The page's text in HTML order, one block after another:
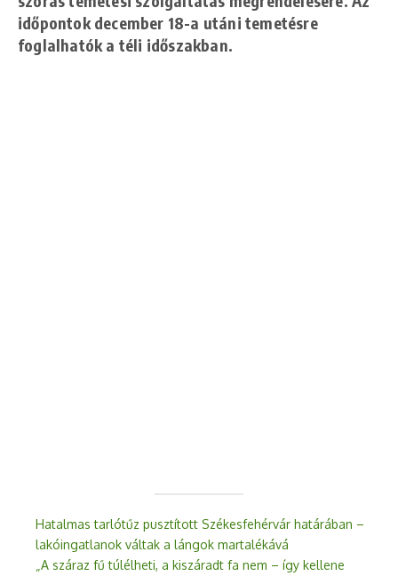
időpontok december 18-a utáni temetésre
foglalhatók a téli időszakban.
Hatalmas tarlótűz pusztított Székesfehérvár határában –
lakóingatlanok váltak a lángok martalékává
„A száraz fű túlélheti, a kiszáradt fa nem – így kellene